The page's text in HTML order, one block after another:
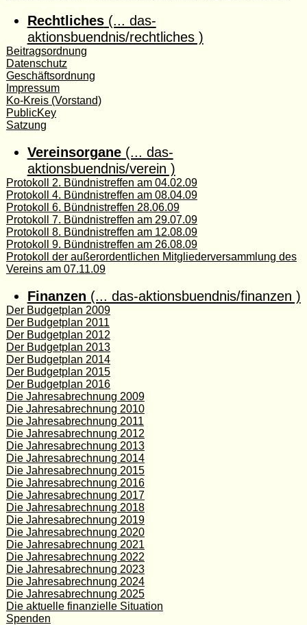
Rechtliches(... das-
aktionsbuendnis/rechtliches )
Beitragsordnung
Datenschutz
Geschäftsordnung
Impressum
Ko-Kreis (Vorstand)
PublicKey
Satzung
Vereinsorgane(... das-
aktionsbuendnis/verein )
Protokoll 2. Bündnistreffen am 04.02.09
Protokoll 4. Bündnistreffen am 08.04.09
Protokoll 6. Bündnistreffen 28.06.09
Protokoll 7. Bündnistreffen am 29.07.09
Protokoll 8. Bündnistreffen am 12.08.09
Protokoll 9. Bündnistreffen am 26.08.09
Protokoll der außerordentlichen Mitgliederversammlung des
Vereins am 07.11.09
Finanzen (... das-aktionsbuendnis/finanzen )
Der Budgetplan 2009
Der Budgetplan 2011
Der Budgetplan 2012
Der Budgetplan 2013
Der Budgetplan 2014
Der Budgetplan 2015
Der Budgetplan 2016
Die Jahresabrechnung 2009
Die Jahresabrechnung 2010
Die Jahresabrechnung 2011
Die Jahresabrechnung 2012
Die Jahresabrechnung 2013
Die Jahresabrechnung 2014
Die Jahresabrechnung 2015
Die Jahresabrechnung 2016
Die Jahresabrechnung 2017
Die Jahresabrechnung 2018
Die Jahresabrechnung 2019
Die Jahresabrechnung 2020
Die Jahresabrechnung 2021
Die Jahresabrechnung 2022
Die Jahresabrechnung 2023
Die Jahresabrechnung 2024
Die Jahresabrechnung 2025
Die aktuelle finanzielle Situation
Spenden